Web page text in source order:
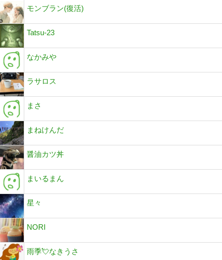
モンブラン(復活)
Tatsu-23
なかみや
ラサロス
まさ
まねけんだ
醤油カツ丼
まいるまん
星々
NORI
雨季💘なきうさ